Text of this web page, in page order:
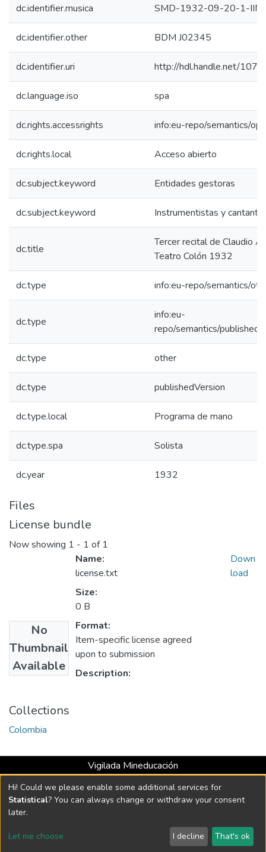
dc.identifier.musica SMD-1932-09-20-1-IIM
dc.identifier.other BDM J02345
dc.identifier.uri http://hdl.handle.net/
dc.language.iso spa
dc.rights.accessrights info:eu-repo/semantics/
dc.rights.local Acceso abierto
dc.subject.keyword Entidades gestoras
dc.subject.keyword Instrumentistas y
dc.title
Tercer recital de Claudio
Teatro Colón 1932
dc.type info:eu-repo/semantics/
dc.type
info:eu-
repo/semantics/
dc.type other
dc.type publishedVersion
dc.type.local Programa de mano
dc.type.spa Solista
dc.year 1932
Files
License bundle
Now showing 1 - 1 of 1
No
Thumbnail
Available
Name:
license.txt
Size:
0 B
Format:
Item-specific license agreed
upon to submission
Description:
Down
load
Collections
Colombia
Vigilada Mineducación
Universidad con Acreditación Institucional hasta 2026 -
Resolución MEN 2158 de 2018
DSpace software copyright © 2002-2026 LYRASIS
Send Feedback
Hi! Could we please enable some additional services for
Statistical? You can always change or withdraw your consent
later.
Let me choose I decline That's ok